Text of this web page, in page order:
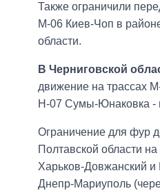
Также ограничили
М-06 Киев-Чоп в
области.
В Черниговской
движение на трассах
Н-07 Сумы-Юнаковка -
Ограничение для фур
Полтавской области
Харьков-Довжанский
Днепр-Мариуполь